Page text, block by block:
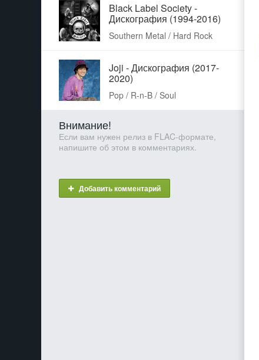
Black Label Society -
Дискография (1994-2016)
Southern Metal / Hard Rock
Joji - Дискография (2017-
2020)
Pop / R-n-B / Soul
Внимание!
Если вам нужен релиз в FLAC-формате,
напишите об этом в комментариях.
Добавить комментарий